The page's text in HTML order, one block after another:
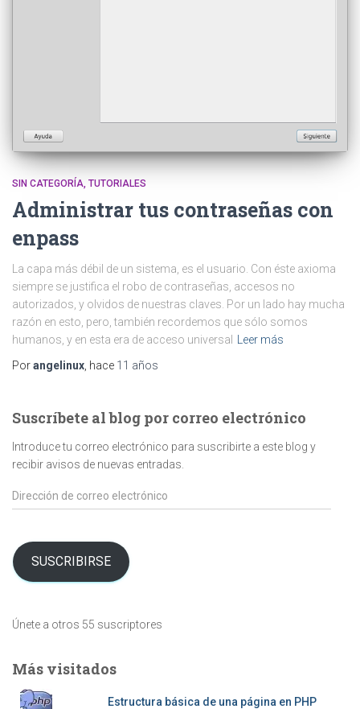
SIN CATEGORÍA TUTORIALES
Administrar tus contraseñas con
enpass
La capa más débil de un sistema, es el usuario. Con éste axioma
siempre se justifica el robo de contraseñas, accesos no
autorizados, y olvidos de nuestras claves. Por un lado hay mucha
razón en esto, pero, también recordemos que sólo somos
humanos, y en esta era de acceso universal Leer más
Porangelinux , hace 11 años
Suscríbete al blog por correo electrónico
Introduce tu correo electrónico para suscribirte a este blog y
recibir avisos de nuevas entradas.
Dirección
de
electrónico
SUSCRIBIRSE
Únete a otros 55 suscriptores
Más visitados
Estructura básica de una página en PHP